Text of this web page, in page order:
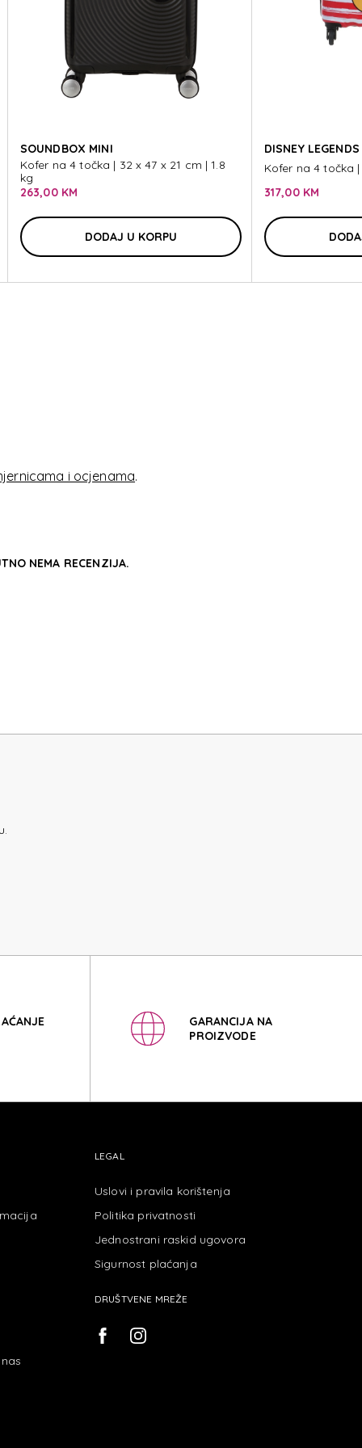
SOUNDBOX MINI
Kofer na 4 točka | 32 x 47 x 21 cm | 1.8
kg
263,00 KM
DODAJ U KORPU
DISNEY LEGENDS
Kofer na 4 točka
317,00 KM
i ocjenama.
NEMA RECENZIJA.
GARANCIJA NA
PROIZVODE
LEGAL
Uslovi i pravila korištenja
Politika privatnosti
Jednostrani raskid ugovora
Sigurnost plaćanja
DRUŠTVENE MREŽE